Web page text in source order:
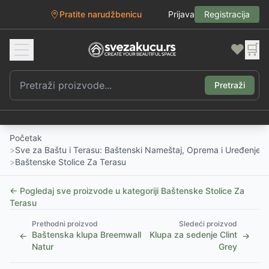
Pratite narudžbenicu Prijava Registracija
❤️ 🛒
Pretraži
Početak
>Sve za Baštu i Terasu: Baštenski Nameštaj, Oprema i Uređenje
>Baštenske Stolice Za Terasu
← Pogledaj sve proizvode u kategoriji Baštenske Stolice Za
Terasu
←
Prethodni proizvod
Baštenska klupa Breemwall
Natur
Sledeći proizvod
Klupa za sedenje Clint
Grey
→